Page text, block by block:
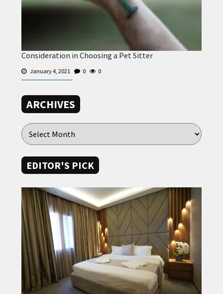
Consideration in Choosing a Pet Sitter
January 4, 2021 0 0
ARCHIVES
EDITOR'S PICK